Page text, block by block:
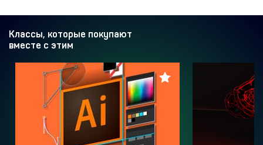
Классы, которые покупают
вместе с этим